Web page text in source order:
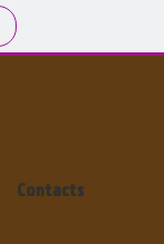
Contacts